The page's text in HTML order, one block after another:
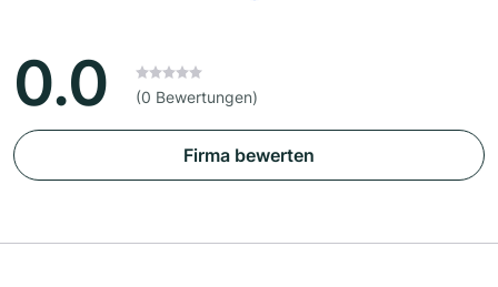
0.0 (0 Bewertungen)
Firma bewerten